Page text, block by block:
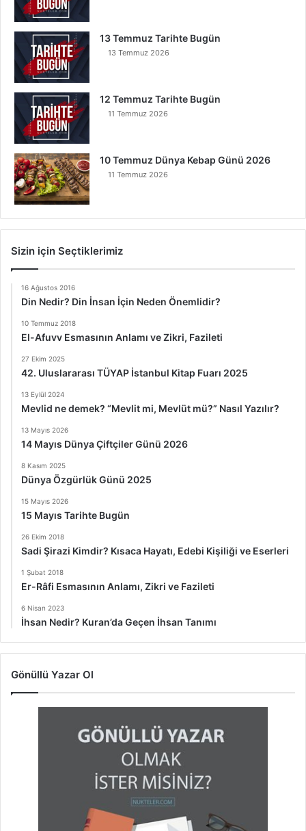
13 Temmuz Tarihte Bugün
13 Temmuz 2026
12 Temmuz Tarihte Bugün
11 Temmuz 2026
10 Temmuz Dünya Kebap Günü 2026
11 Temmuz 2026
Sizin için Seçtiklerimiz
16 Ağustos 2016
Din Nedir? Din İnsan İçin Neden Önemlidir?
10 Temmuz 2018
El-Afuvv Esmasının Anlamı ve Zikri, Fazileti
27 Ekim 2025
42. Uluslararası TÜYAP İstanbul Kitap Fuarı 2025
13 Eylül 2024
Mevlid ne demek? “Mevlit mi, Mevlüt mü?” Nasıl Yazılır?
13 Mayıs 2026
14 Mayıs Dünya Çiftçiler Günü 2026
8 Kasım 2025
Dünya Özgürlük Günü 2025
15 Mayıs 2026
15 Mayıs Tarihte Bugün
26 Ekim 2018
Sadi Şirazi Kimdir? Kısaca Hayatı, Edebi Kişiliği ve Eserleri
1 Şubat 2018
Er-Râfi Esmasının Anlamı, Zikri ve Fazileti
6 Nisan 2023
İhsan Nedir? Kuran’da Geçen İhsan Tanımı
Gönüllü Yazar Ol